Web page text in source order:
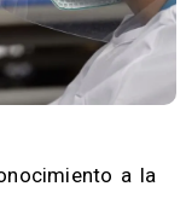
a la